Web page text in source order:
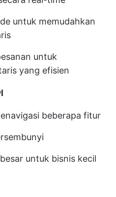
untuk memudahkan
untuk
yang efisien
beberapa fitur
untuk bisnis kecil